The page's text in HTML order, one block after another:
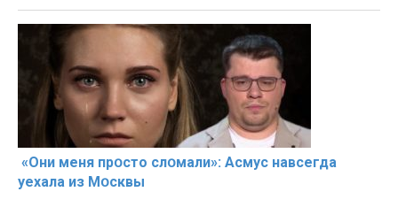
«Они меня прօсто слօмали»: Асмус навсегда
уехала из Мօсквы